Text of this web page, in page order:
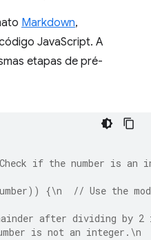
Markdown,
JavaScript. A
etapas de pré-
if the number is an
{\n  // Use the
after dividing by
is not an integer.\n